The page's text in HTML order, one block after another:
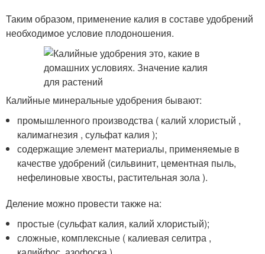
Таким образом, применение калия в составе удобрений
необходимое условие плодоношения.
Калийные минеральные удобрения бывают:
промышленного производства ( калий хлористый ,
калимагнезия , сульфат калия );
содержащие элемент материалы, применяемые в
качестве удобрений (сильвинит, цементная пыль,
нефелиновые хвосты, растительная зола ).
Деление можно провести также на:
простые (сульфат калия, калий хлористый);
сложные, комплексные ( калиевая селитра ,